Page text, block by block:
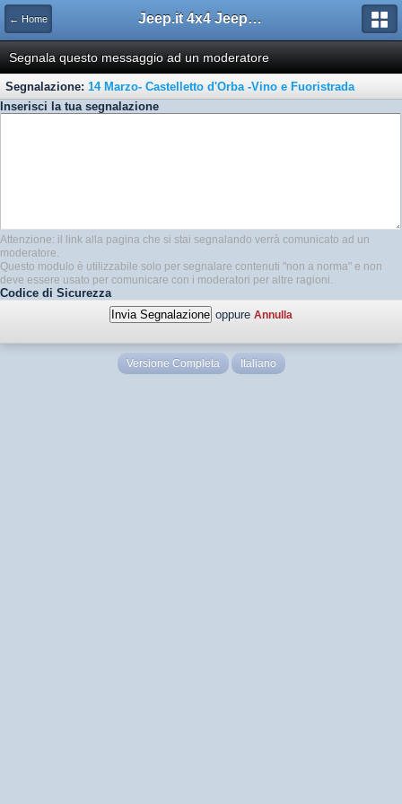
← Home Jeep.it 4x4 Jeep Web Community
Segnala questo messaggio ad un moderatore
Segnalazione: 14 Marzo- Castelletto d'Orba -Vino e Fuoristrada
Inserisci la tua segnalazione
Attenzione: il link alla pagina che si stai segnalando verrà comunicato ad un
moderatore.
Questo modulo è utilizzabile solo per segnalare contenuti "non a norma" e non
deve essere usato per comunicare con i moderatori per altre ragioni.
Codice di Sicurezza
oppure Annulla
Versione Completa Italiano